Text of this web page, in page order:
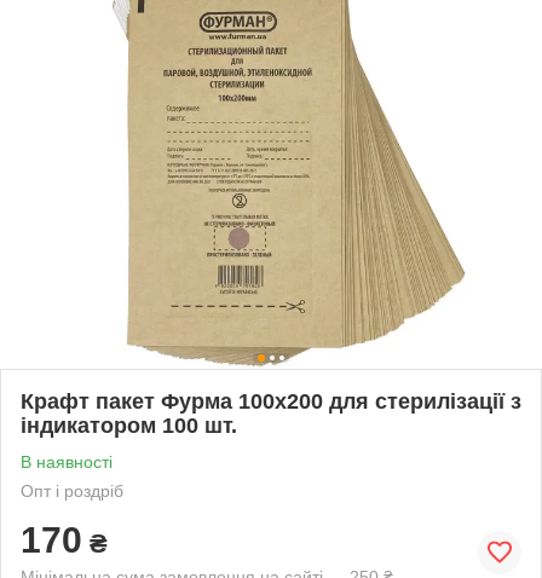
Крафт пакет Фурма 100х200 для стерилізації з
індикатором 100 шт.
В наявності
Опт і роздріб
170 ₴